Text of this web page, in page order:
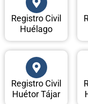
Registro Civil
Huélago
Registro Civil
Huétor Tájar